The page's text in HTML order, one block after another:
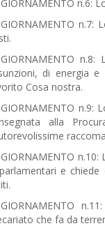
n.6:
n.7:
di energia
Cosa nostra.
alla
e
che fa da